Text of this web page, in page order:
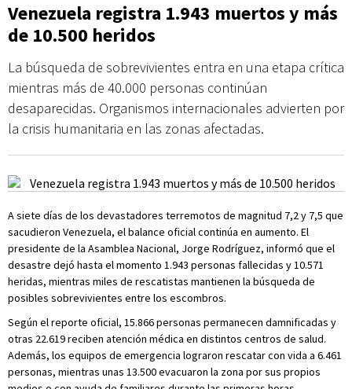
Venezuela registra 1.943 muertos y más
de 10.500 heridos
La búsqueda de sobrevivientes entra en una etapa crítica
mientras más de 40.000 personas continúan
desaparecidas. Organismos internacionales advierten por
la crisis humanitaria en las zonas afectadas.
A siete días de los devastadores terremotos de magnitud 7,2 y 7,5 que
sacudieron Venezuela, el balance oficial continúa en aumento. El
presidente de la Asamblea Nacional, Jorge Rodríguez, informó que el
desastre dejó hasta el momento 1.943 personas fallecidas y 10.571
heridas, mientras miles de rescatistas mantienen la búsqueda de
posibles sobrevivientes entre los escombros.
Según el reporte oficial, 15.866 personas permanecen damnificadas y
otras 22.619 reciben atención médica en distintos centros de salud.
Además, los equipos de emergencia lograron rescatar con vida a 6.461
personas, mientras unas 13.500 evacuaron la zona por sus propios